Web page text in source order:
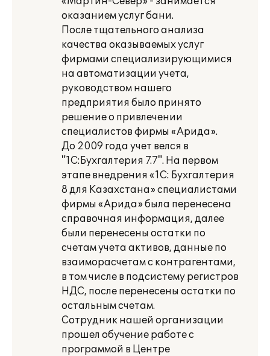
оказанием услуг бани.
После тщательного анализа
качества оказываемых услуг
фирмами специализирующимися
на автоматизации учета,
руководством нашего
предприятия было принято
решение о привлечении
специалистов фирмы «Арида».
До 2009 года учет велся в
"1С:Бухгалтерия 7.7". На первом
этапе внедрения «1С: Бухгалтерия
8 для Казахстана» специалистами
фирмы «Арида» была перенесена
справочная информация, далее
были перенесены остатки по
счетам учета активов, данные по
взаиморасчетам с контрагентами,
в том числе в подсистему регистров
НДС, после перенесены остатки по
остальным счетам.
Сотрудник нашей организации
прошел обучение работе с
программой в Центре